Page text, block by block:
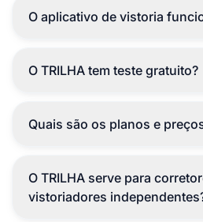
O aplicativo de vistoria
O TRILHA tem teste gratuito?
Quais são os planos e
O TRILHA serve para
vistoriadores